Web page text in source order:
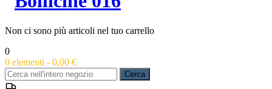
Non ci sono più articoli nel tuo carrello
0
0 elementi - 0,00 €
Cerca